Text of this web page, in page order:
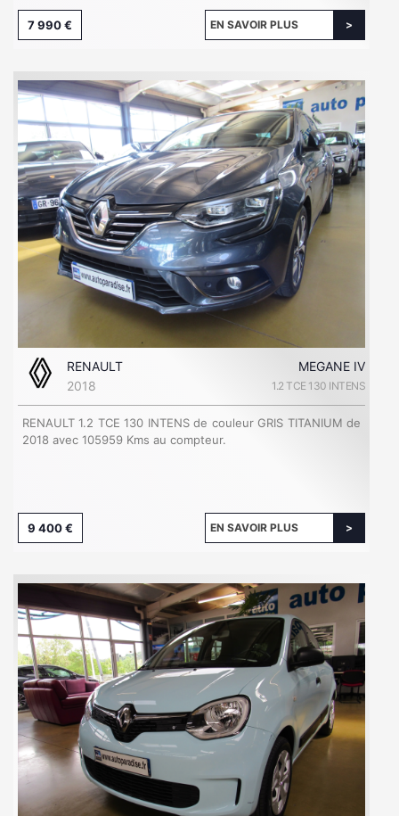
7 990 € EN SAVOIR PLUS
RENAULT
MEGANE IV
2018
1.2 TCE 130 INTENS
RENAULT 1.2 TCE 130 INTENS de couleur GRIS TITANIUM de
2018 avec 105959 Kms au compteur.
9 400 € EN SAVOIR PLUS